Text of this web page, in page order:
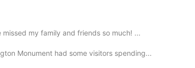
my family and friends so much! ...
Monument had some visitors spending...